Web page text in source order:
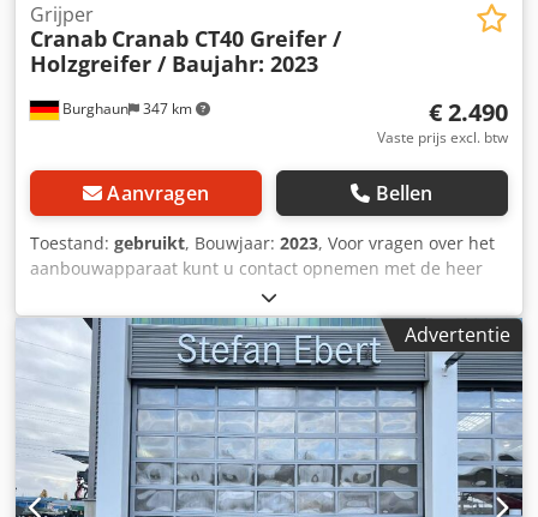
Burghaun 347 km
Grijper
Cranab Cranab CT40 Greifer /
Holzgreifer / Baujahr: 2023
€ 2.490
Vaste prijs excl. btw
Aanvragen Bellen
Toestand: gebruikt, Bouwjaar: 2023, Voor vragen over het
aanbouwapparaat kunt u contact opnemen met de heer
Herden (via tel. ). Credpfx Ahozqi Sne Def Cranab CT40
grijper / houtgrijper / bouwjaar: 2023 / zeer goede staat /
op voorraad en direct leverbaar Prijs: € 2.490,00 netto / €
2.963,10 bruto Maximale werkdruk: 25 MPa Gewicht: 250
kg Afmetingen: Oppervlak – van punt tot punt: 0,40 m²
Maximale grijpbreedte: 1978 mm Minimale grijpdiameter:
129 mm Grijperbreedte: 499 mm Hoogte – maximale
grijpbreedte: 885 mm Hoogte – van punt tot punt: 1065
mm Kracht aan de punt: Maximale grijpbreedte: 16,2 kN
Advertentie